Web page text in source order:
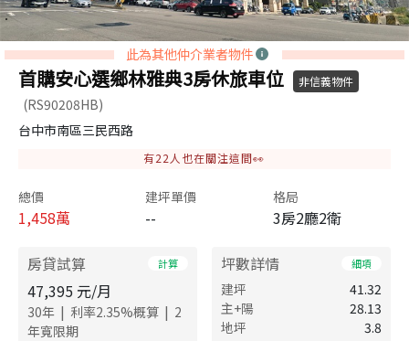
此為其他仲介業者物件
首購安心選鄉林雅典3房休旅車位 非信義物件
(RS90208HB)
台中市南區三民西路
有22 人也在關注這間👀
總價
1,458萬
建坪單價
--
格局
3房2廳2衛
房貸試算 計算
47,395 元/月
30年 | 利率2.35%概算 | 2
年寬限期
坪數詳情 細項
建坪
41.32
主+陽
28.13
地坪
3.8